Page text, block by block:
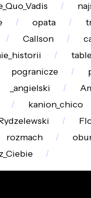
opata
Callson
pogranicze
_angielski
kanion_chico
rozmach